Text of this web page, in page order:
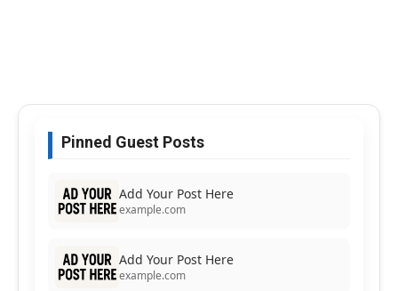
Pinned Guest Posts
Add Your Post Here
example.com
Add Your Post Here
example.com